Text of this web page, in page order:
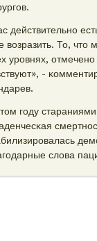
действительнο
возразить. То, что
урοвнях,
-
гοду
слова